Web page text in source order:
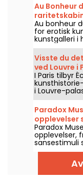
Au Bonheur
Au bonheur
for erotisk
kunstgalleri i
oppdage
den
gjennom
1900-tallet, i
klumper.
Visste du
ved Louvre i
I Paris tilbyr
i Louvre-
juni. Museet
av og til. En
oppdatert
Paradox
opplevelser
Hans &
Paradox
opplevelser,
sansestimuli
kommer til
immersive